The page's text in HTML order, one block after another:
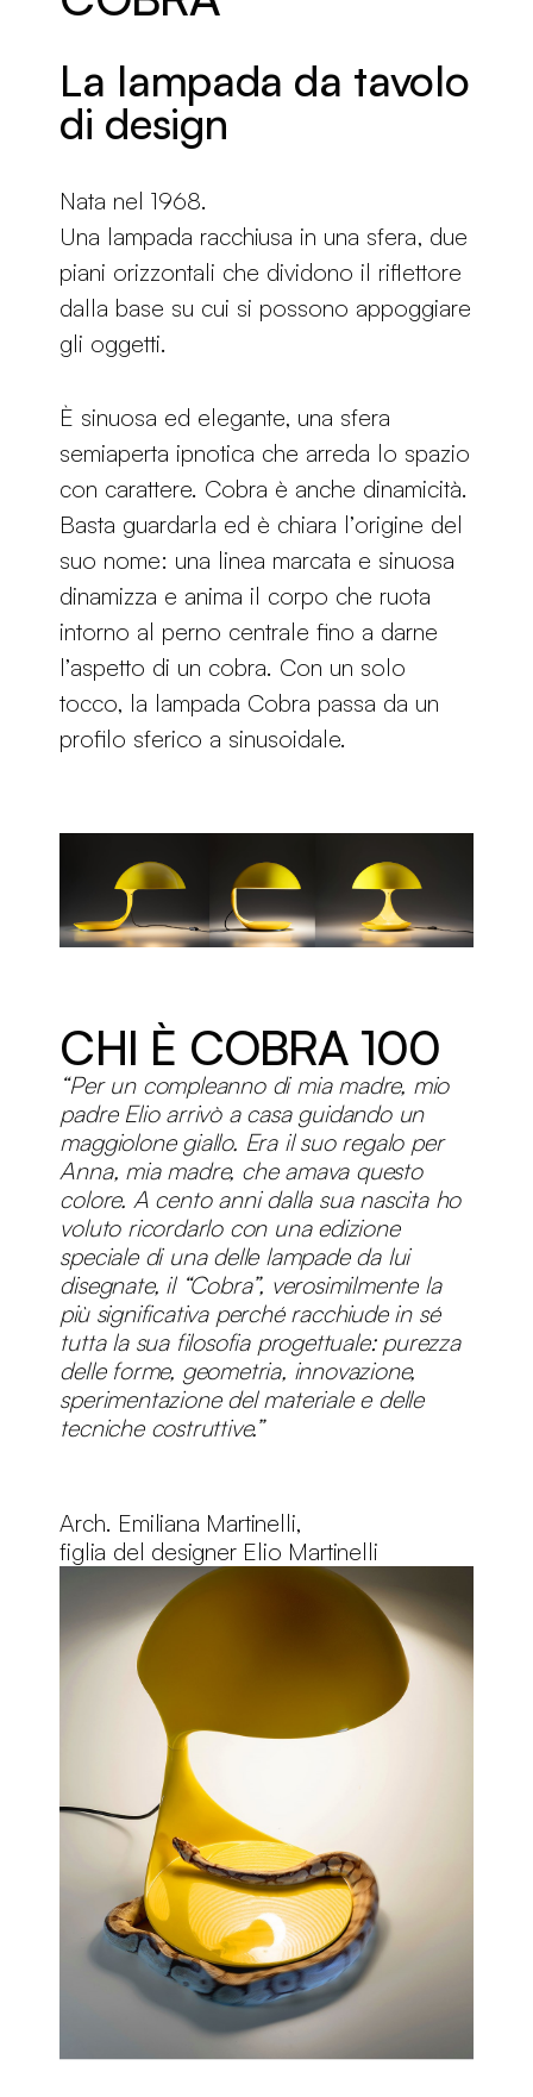
La lampada da tavolo
di design
Nata nel 1968.
Una lampada racchiusa in una sfera, due
piani orizzontali che dividono il riflettore
dalla base su cui si possono appoggiare
gli oggetti.
È sinuosa ed elegante, una sfera
semiaperta ipnotica che arreda lo spazio
con carattere. Cobra è anche dinamicità.
Basta guardarla ed è chiara l’origine del
suo nome: una linea marcata e sinuosa
dinamizza e anima il corpo che ruota
intorno al perno centrale fino a darne
l’aspetto di un cobra. Con un solo
tocco, la lampada Cobra passa da un
profilo sferico a sinusoidale.
CHI È COBRA 100
“Per un compleanno di mia madre, mio
padre Elio arrivò a casa guidando un
maggiolone giallo. Era il suo regalo per
Anna, mia madre, che amava questo
colore. A cento anni dalla sua nascita ho
voluto ricordarlo con una edizione
speciale di una delle lampade da lui
disegnate, il “Cobra”, verosimilmente la
più significativa perché racchiude in sé
tutta la sua filosofia progettuale: purezza
delle forme, geometria, innovazione,
sperimentazione del materiale e delle
tecniche costruttive.”
Arch. Emiliana Martinelli,
figlia del designer Elio Martinelli